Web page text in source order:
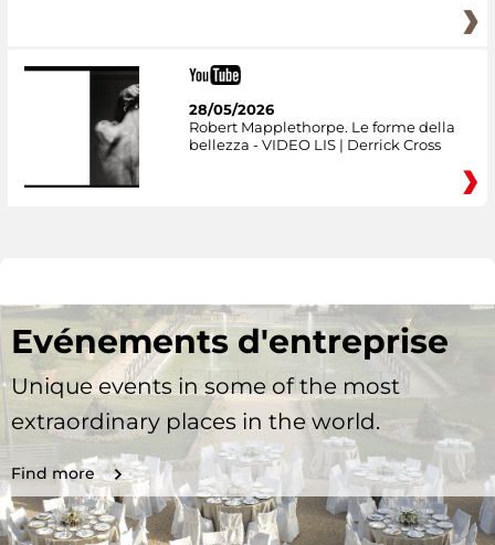
28/05/2026
Robert Mapplethorpe. Le forme della
bellezza - VIDEO LIS | Derrick Cross
Evénements d'entreprise
Unique events in some of the most
extraordinary places in the world.
Find more